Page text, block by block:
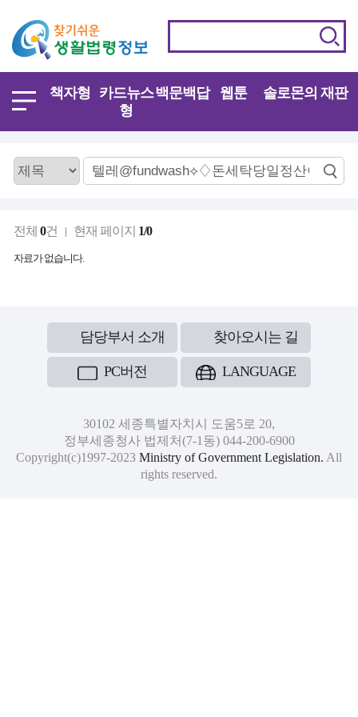
책자형
카드뉴스
형
백문백답 웹툰 솔로몬의 재판
전체 0건 현재 페이지 1/0
자료가 없습니다.
담당부서 소개 찾아오시는 길
PC버전 LANGUAGE
30102 세종특별자치시 도움5로 20,
정부세종청사 법제처(7-1동) 044-200-6900
Copyright(c)1997-2023 Ministry of Government Legislation. All
rights reserved.